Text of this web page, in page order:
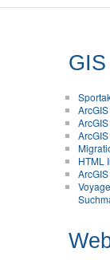
HTML